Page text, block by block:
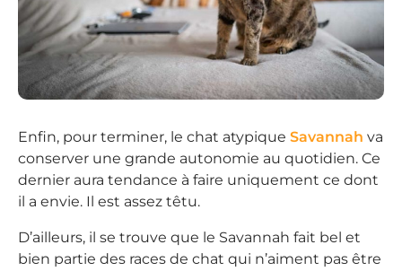
Enfin, pour terminer, le chat atypique Savannah va
conserver une grande autonomie au quotidien. Ce
dernier aura tendance à faire uniquement ce dont
il a envie. Il est assez têtu.
D’ailleurs, il se trouve que le Savannah fait bel et
bien partie des races de chat qui n’aiment pas être